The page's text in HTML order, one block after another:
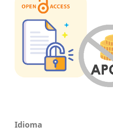
Idioma